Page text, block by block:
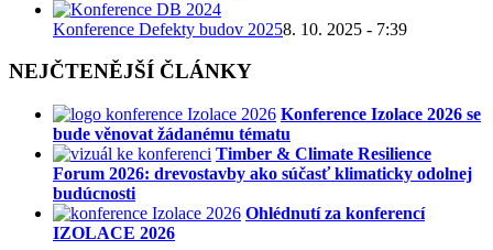
Konference Defekty budov 20258. 10. 2025 - 7:39
NEJČTENĚJŠÍ ČLÁNKY
Konference Izolace 2026 se
bude věnovat žádanému tématu
Timber & Climate Resilience
Forum 2026: drevostavby ako súčasť klimaticky odolnej
budúcnosti
Ohlédnutí za konferencí
IZOLACE 2026